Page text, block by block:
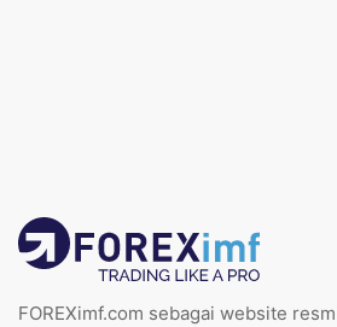
FOREXimf.com sebagai website